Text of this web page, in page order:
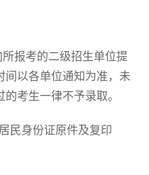
报考的二级招生单位提
间以各单位通知为准，未
考生一律不予录取。
民身份证原件及复印